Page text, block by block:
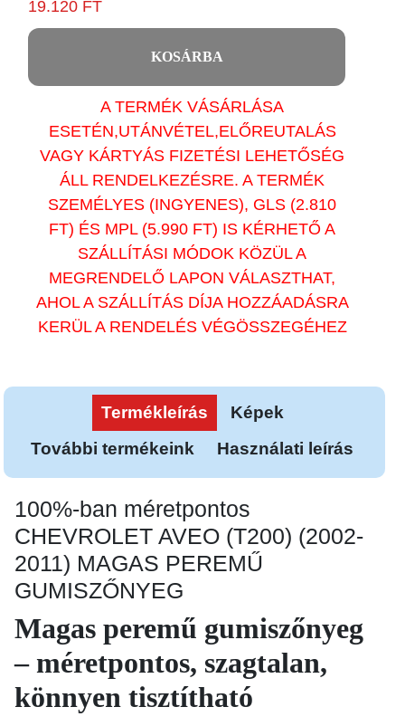
19.120 FT
KOSÁRBA
A TERMÉK VÁSÁRLÁSA
ESETÉN,UTÁNVÉTEL,ELŐREUTALÁS
VAGY KÁRTYÁS FIZETÉSI LEHETŐSÉG
ÁLL RENDELKEZÉSRE. A TERMÉK
SZEMÉLYES (INGYENES), GLS (2.810
FT) ÉS MPL (5.990 FT) IS KÉRHETŐ A
SZÁLLÍTÁSI MÓDOK KÖZÜL A
MEGRENDELŐ LAPON VÁLASZTHAT,
AHOL A SZÁLLÍTÁS DÍJA HOZZÁADÁSRA
KERÜL A RENDELÉS VÉGÖSSZEGÉHEZ
Termékleírás
Képek
További termékeink
Használati leírás
100%-ban méretpontos
CHEVROLET AVEO (T200) (2002-
2011) MAGAS PEREMŰ
GUMISZŐNYEG
Magas peremű gumiszőnyeg
– méretpontos, szagtalan,
könnyen tisztítható